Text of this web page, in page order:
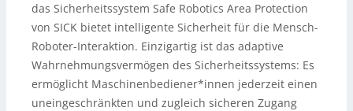
das Sicherheitssystem Safe Robotics Area Protection
von SICK bietet intelligente Sicherheit für die Mensch-
Roboter-Interaktion. Einzigartig ist das adaptive
Wahrnehmungsvermögen des Sicherheitssystems: Es
ermöglicht Maschinenbediener*innen jederzeit einen
uneingeschränkten und zugleich sicheren Zugang